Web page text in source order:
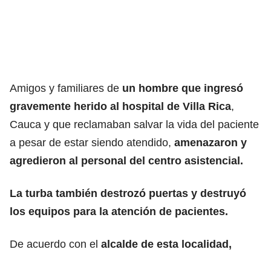
Amigos y familiares de un hombre que ingresó
gravemente herido al hospital de Villa Rica,
Cauca y que reclamaban salvar la vida del paciente
a pesar de estar siendo atendido, amenazaron y
agredieron al personal del centro asistencial.
La turba también destrozó puertas y destruyó
los equipos para la atención de pacientes.
De acuerdo con el alcalde de esta localidad,